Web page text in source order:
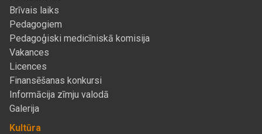
Brīvais laiks
Pedagogiem
Pedagoģiski medicīniskā komisija
Vakances
Licences
Finansēšanas konkursi
Informācija zīmju valodā
Galerija
Kultūra